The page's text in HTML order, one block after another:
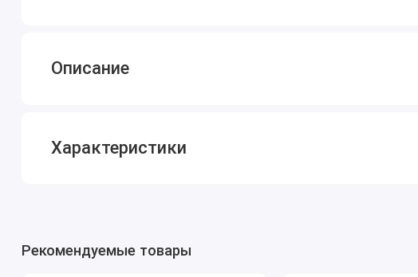
Описание
Характеристики
Рекомендуемые товары